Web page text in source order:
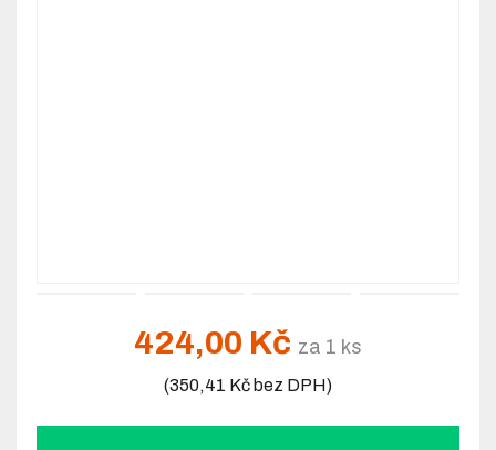
424,00 Kč za 1 ks
(350,41 Kč bez DPH)